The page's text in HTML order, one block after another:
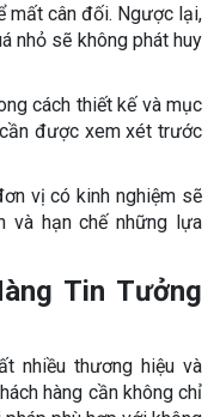
mất cân đối. Ngược lại,
nhỏ sẽ không phát huy
cách thiết kế và mục
được xem xét trước
vị có kinh nghiệm sẽ
và hạn chế những lựa
Tin Tưởng
nhiều thương hiệu và
hàng cần không chỉ